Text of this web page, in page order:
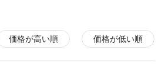
価格が高い順 価格が低い順